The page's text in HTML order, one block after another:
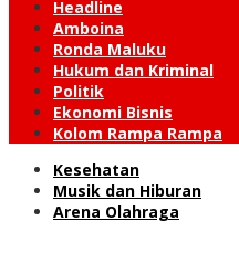
Headline
Amboina
Ronda Maluku
Hukum dan Kriminal
Politik
Ekonomi Bisnis
Kolom Rampa Rampa
Kesehatan
Musik dan Hiburan
Arena Olahraga